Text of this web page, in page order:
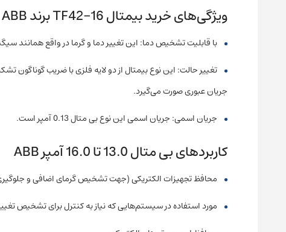
ویژگی‌های خرید بیمتال TF42-16 برند ABB
با قابلیت تشخیص دما: این تغییر دما و گرما در واقع
تغییر حالت: این نوع بیمتال از دو لایه فلزی با ضریب گوناگون
جریان عبوری صورت می‌گیرد.
جریان اسمی: جریان اسمی این نوع بی متال 0.13 آمپر است.
کاربردهای بی متال 13.0 تا 16.0 آمپر ABB
محافظ تجهیزات الکتریکی (جهت تشخیص گرمای اضافی و
مورد استفاده در سیستم‌هایی که نیاز به کنترل برای تشخیص